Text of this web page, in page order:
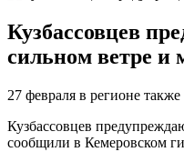
Кузбассовцев
сильном ветре и
27 февраля в регионе
Кузбассовцев
сообщили в Кемеровском